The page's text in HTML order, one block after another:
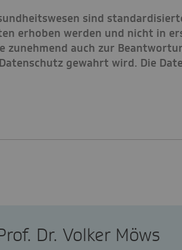
sind
erhoben werden und nicht in
zunehmend auch zur
gewahrt wird. Die
Dr. Volker Möws